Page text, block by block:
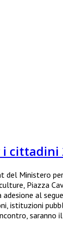
del Ministero
Piazza
al
istituzioni